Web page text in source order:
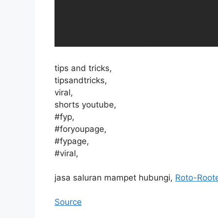
tips and tricks,
tipsandtricks,
viral,
shorts youtube,
#fyp,
#foryoupage,
#fypage,
#viral,
jasa saluran mampet hubungi, Roto-
Source